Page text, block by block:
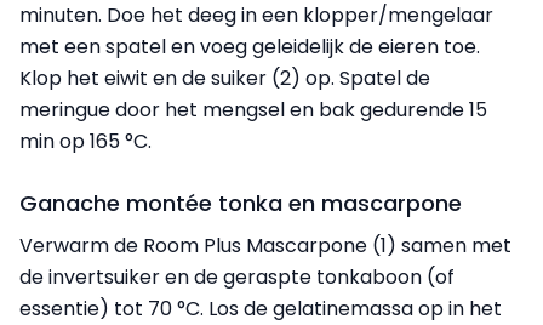
minuten. Doe het deeg in een klopper/mengelaar
met een spatel en voeg geleidelijk de eieren toe.
Klop het eiwit en de suiker (2) op. Spatel de
meringue door het mengsel en bak gedurende 15
min op 165 °C.
Ganache montée tonka en mascarpone
Verwarm de Room Plus Mascarpone (1) samen met
de invertsuiker en de geraspte tonkaboon (of
essentie) tot 70 °C. Los de gelatinemassa op in het